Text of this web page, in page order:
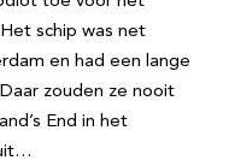
schip was net
en had een lange
zouden ze nooit
End in het